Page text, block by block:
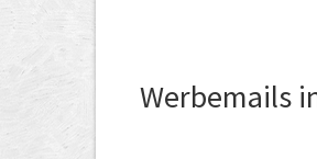
Werbemails